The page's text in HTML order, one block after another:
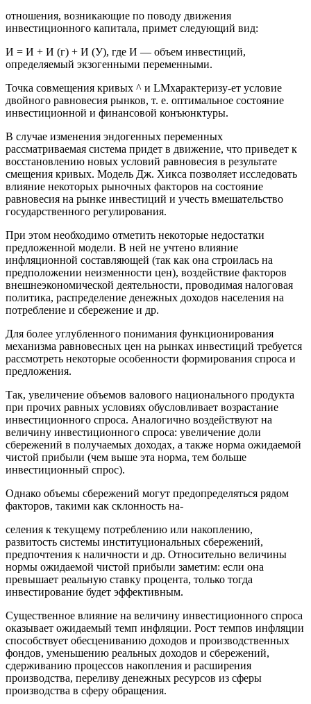
отношения, возникающие по поводу движения
инвестиционного капитала, примет следующий вид:
И = И + И (г) + И (У), где И — объем инвестиций,
определяемый экзогенными переменными.
Точка совмещения кривых ^ и LMхарактеризу-ет условие
двойного равновесия рынков, т. е. оптимальное состояние
инвестиционной и финансовой конъюнктуры.
В случае изменения эндогенных переменных
рассматриваемая система придет в движение, что приведет к
восстановлению новых условий равновесия в результате
смещения кривых. Модель Дж. Хикса позволяет исследовать
влияние некоторых рыночных факторов на состояние
равновесия на рынке инвестиций и учесть вмешательство
государственного регулирования.
При этом необходимо отметить некоторые недостатки
предложенной модели. В ней не учтено влияние
инфляционной составляющей (так как она строилась на
предположении неизменности цен), воздействие факторов
внешнеэкономической деятельности, проводимая налоговая
политика, распределение денежных доходов населения на
потребление и сбережение и др.
Для более углубленного понимания функционирования
механизма равновесных цен на рынках инвестиций требуется
рассмотреть некоторые особенности формирования спроса и
предложения.
Так, увеличение объемов валового национального продукта
при прочих равных условиях обусловливает возрастание
инвестиционного спроса. Аналогично воздействуют на
величину инвестиционного спроса: увеличение доли
сбережений в получаемых доходах, а также норма ожидаемой
чистой прибыли (чем выше эта норма, тем больше
инвестиционный спрос).
Однако объемы сбережений могут предопределяться рядом
факторов, такими как склонность на-
селения к текущему потреблению или накоплению,
развитость системы институциональных сбережений,
предпочтения к наличности и др. Относительно величины
нормы ожидаемой чистой прибыли заметим: если она
превышает реальную ставку процента, только тогда
инвестирование будет эффективным.
Существенное влияние на величину инвестиционного спроса
оказывает ожидаемый темп инфляции. Рост темпов инфляции
способствует обесцениванию доходов и производственных
фондов, уменьшению реальных доходов и сбережений,
сдерживанию процессов накопления и расширения
производства, переливу денежных ресурсов из сферы
производства в сферу обращения.